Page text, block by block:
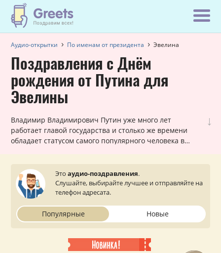
Аудио-открытки По именам от президента Эвелина
Поздравления с Днём
рождения от Путина для
Эвелины
↓
Владимир Владимирович Путин уже много лет
работает главой государства и столько же времени
обладает статусом самого популярного человека в
рождения, всегда в топе самых заказываемых именных
поздравлений. Они всегда уникальны для каждой
женщины и оставляют очень приятное впечатление.
статус (по желанию) и звонок от президента поступит
на телефон вашей близкой или знакомой Эвелине.
Этоаудио-поздравления.
Слушайте, выбирайте лучшее и отправляйте на
телефон адресата.
Популярные Новые